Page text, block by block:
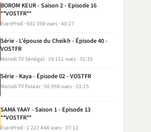
BOROM KEUR - Saison 2 - Episode 16
**VOSTFR**
EvenProd 602 398 vues 40:27
Série - L'épouse du Cheikh - Épisode 40 -
VOSTFR
Marodi TV Sénégal 19 151 vues 32:35
Série - Kaya - Épisode 02 - VOSTFR
Marodi TV Pulaar 56 998 vues 33:15
SAMA YAAY - Saison 1 - Episode 13
**VOSTFR**
EvenProd 1 227 448 vues 37:12